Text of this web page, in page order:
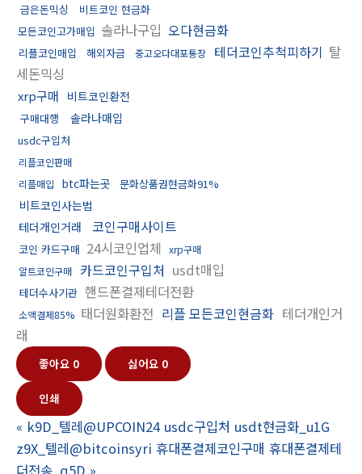
금은돈믹싱
비트코인 현금화
모든코인고가매입 솔라나구입 오다현금화
리플코인매입 해외자금 중고오다대포통장 테더코인추척피하기 탈
세돈믹싱
xrp구매 비트코인환전
구매대행 솔라나매입
usdc구입처
리플코인판매
리플매입
btc파는곳 문화상품권현금화91%
비트코인사는법
테더개인거래
코인구매사이트
코인 카드구매 24시코인업체
xrp구매
알트코인구매
카드코인구입처 usdt매입
테더수사기관 핸드폰결제테더전환
소액결제85% 태더원화환전 리플 모든코인현금화 테더개인거
래
좋아요 0 싫어요 0
인쇄
« k9D_텔레@UPCOIN24 usdc구입처 usdt현금화_u1G
z9X_텔레@bitcoinsyri 휴대폰결제코인구매 휴대폰결제테
더전송_q5D »